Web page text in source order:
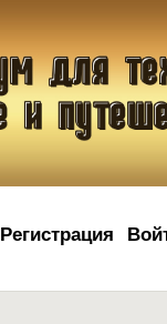
Регистрация